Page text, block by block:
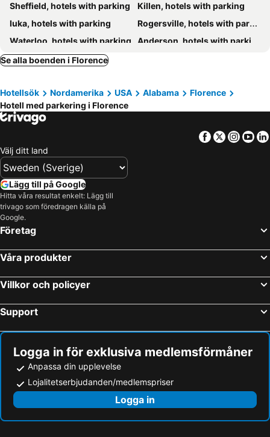
Sheffield, hotels with parking
Killen, hotels with parking
Iuka, hotels with parking
Rogersville, hotels with parking
Waterloo, hotels with parking
Anderson, hotels with parking
Town Creek, hotels with parking
Iron City, hotels with parking
Collinwood, hotels with parking
Loretto, hotels with parking
Se alla boenden i Florence
Hotellsök Nordamerika USA Alabama
Florence
Hotell med parkering i Florence
Facebook
Twitter
Välj ditt land
Lägg till på Google
Hitta våra resultat enkelt: Lägg till
trivago som föredragen källa på
Google.
Företag
Våra produkter
Villkor och policyer
Support
Logga in för exklusiva medlemsförmåner
Anpassa din upplevelse
Lojalitetserbjudanden/medlemspriser
Logga in